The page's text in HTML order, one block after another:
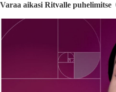
Varaa aikasi Ritvalle puhelimitse